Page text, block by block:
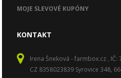
MOJE SLEVOVÉ KUPÓNY
KONTAKT
Irena Šneková - farmbox.cz , IČ:
CZ 8358023839 Syrovice 348,